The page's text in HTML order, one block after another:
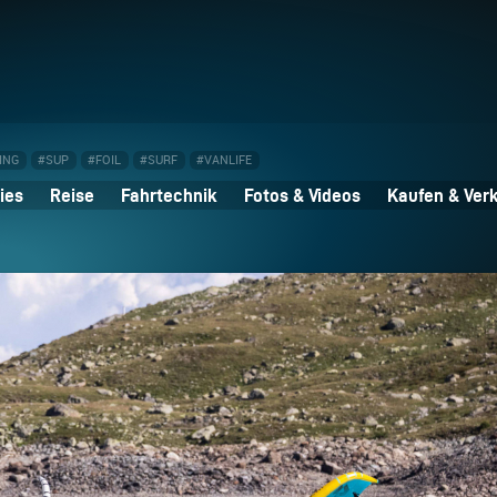
#SUP #FOIL #SURF #VANLIFE
Reise Fahrtechnik Fotos & Videos Kaufen &